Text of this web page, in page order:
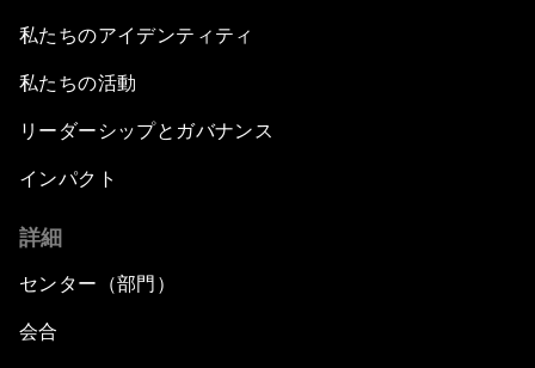
私たちのアイデンティティ
私たちの活動
リーダーシップとガバナンス
インパクト
詳細
センター（部門）
会合